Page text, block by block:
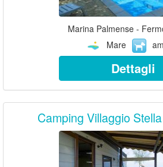
Marina Palmense -
Mare
Dettagli
Camping Villaggio